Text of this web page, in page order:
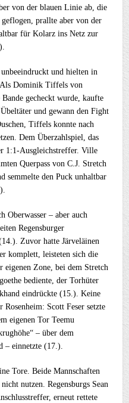
von der blauen Linie ab, die
prallte aber von der
für Kolarz ins Netz zur
und hielten in
Als Dominik Tiffels von
gecheckt wurde, kaufte
und gewann den Fight
Tiffels konnte nach
Dem Überzahlspiel, das
1:1-Ausgleichstreffer. Ville
Querpass von C.J. Stretch
semmelte den Puck unhaltbar
Oberwasser – aber auch
Regensburger
Zuvor hatte Järveläinen
komplett, leisteten sich die
eigenen Zone, bei dem Stretch
bediente, der Torhüter
eindrückte (15.). Keine
Scott Feser setzte
eigenen Tor Teemu
– über dem
– einnetzte (17.).
Tore. Beide Mannschaften
nutzen. Regensburgs Sean
erneut rettete